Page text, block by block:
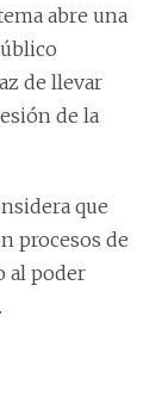
abre una
de llevar
de la
que
procesos de
al poder